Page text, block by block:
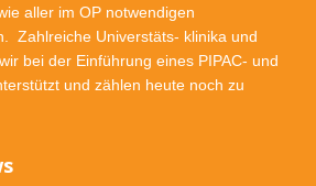
aller im OP notwendigen
Zahlreiche Universtäts- klinika und
bei der Einführung eines PIPAC- und
und zählen heute noch zu